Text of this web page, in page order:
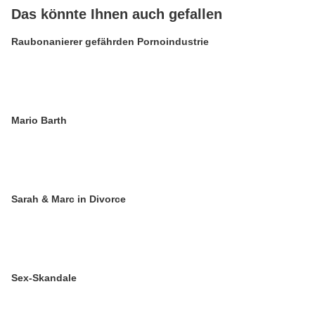
Das könnte Ihnen auch gefallen
Raubonanierer gefährden Pornoindustrie
Mario Barth
Sarah & Marc in Divorce
Sex-Skandale